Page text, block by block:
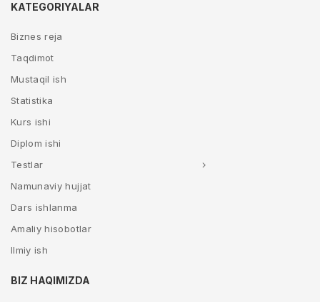
KATEGORIYALAR
Biznes reja
Taqdimot
Mustaqil ish
Statistika
Kurs ishi
Diplom ishi
Testlar
Namunaviy hujjat
Dars ishlanma
Amaliy hisobotlar
Ilmiy ish
BIZ HAQIMIZDA